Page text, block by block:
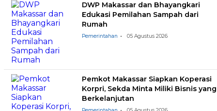
DWP Makassar dan Bhayangkari
Edukasi Pemilahan Sampah dari
Rumah
Pemerintahan 05 Agustus 2026
Pemkot Makassar Siapkan Koperasi
Korpri, Sekda Minta Miliki Bisnis yang
Berkelanjutan